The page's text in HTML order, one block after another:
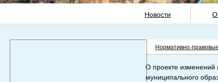
Новости
Нормативно-
О проекте изменений
муниципального